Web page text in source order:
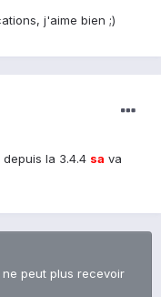
j'aime bien ;)
la 3.4.4 sa va
peut plus recevoir